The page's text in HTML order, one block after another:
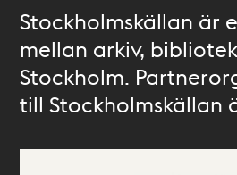
Stockholmskällan är
mellan arkiv,
Stockholm.
till Stockholmskällan